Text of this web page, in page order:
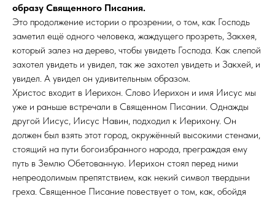
образу Священного Писания.
Это продолжение истории о прозрении, о том, как Господь
заметил ещё одного человека, жаждущего прозреть, Закхея,
который залез на дерево, чтобы увидеть Господа. Как слепой
захотел увидеть и увидел, так же захотел увидеть и Закхей, и
увидел. А увидел он удивительным образом.
Христос входит в Иерихон. Слово Иерихон и имя Иисус мы
уже и раньше встречали в Священном Писании. Однажды
другой Иисус, Иисус Навин, подходил к Иерихону. Он
должен был взять этот город, окружённый высокими стенами,
стоящий на пути богоизбранного народа, преграждая ему
путь в Землю Обетованную. Иерихон стоял перед ними
непреодолимым препятствием, как некий символ твердыни
греха. Священное Писание повествует о том, как, обойдя